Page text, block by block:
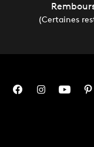
(Certaines